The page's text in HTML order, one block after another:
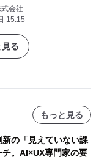
会社
15:15
る
もっと見る
の「見えていない課
チ。AI×UX専門家の要